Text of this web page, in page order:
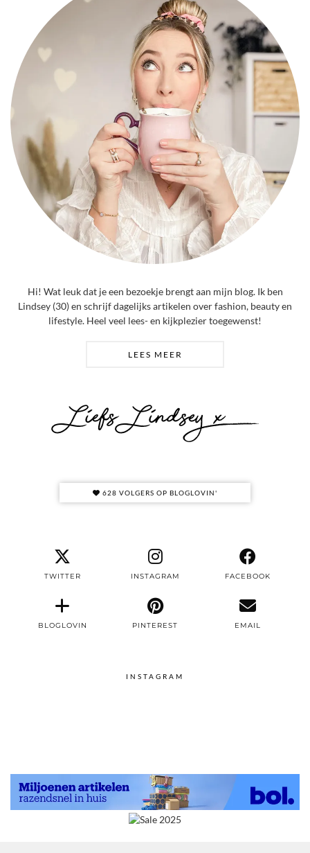
Hi! Wat leuk dat je een bezoekje brengt aan mijn blog. Ik ben
Lindsey (30) en schrijf dagelijks artikelen over fashion, beauty en
lifestyle. Heel veel lees- en kijkplezier toegewenst!
LEES MEER
628 VOLGERS OP BLOGLOVIN'
TWITTER INSTAGRAM FACEBOOK
BLOGLOVIN PINTEREST EMAIL
INSTAGRAM